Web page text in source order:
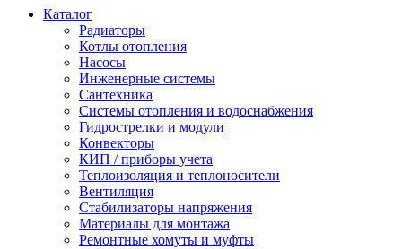
Каталог
Радиаторы
Котлы отопления
Насосы
Инженерные системы
Сантехника
Системы отопления и водоснабжения
Гидрострелки и модули
Конвекторы
КИП / приборы учета
Теплоизоляция и теплоносители
Вентиляция
Стабилизаторы напряжения
Материалы для монтажа
Ремонтные хомуты и муфты